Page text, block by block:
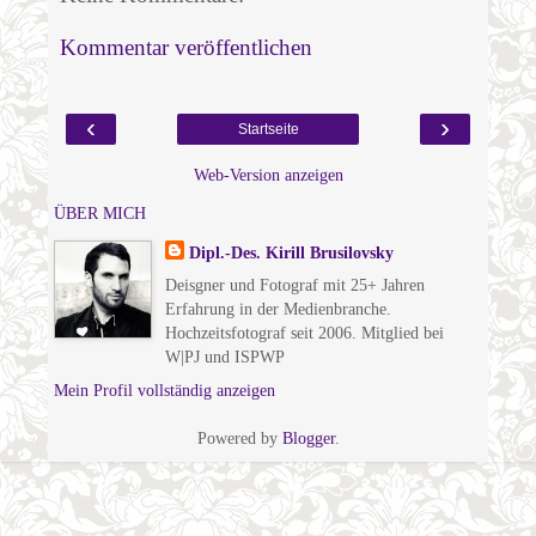
Kommentar veröffentlichen
‹ ›
Startseite
Web-Version anzeigen
ÜBER MICH
Dipl.-Des. Kirill Brusilovsky
Deisgner und Fotograf mit 25+ Jahren
Erfahrung in der Medienbranche.
Hochzeitsfotograf seit 2006. Mitglied bei
W|PJ und ISPWP
Mein Profil vollständig anzeigen
Powered by Blogger.